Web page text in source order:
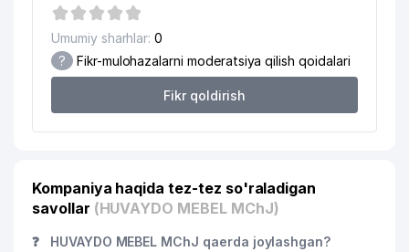
19 NP ETALON MChJ
20 Cambridge Learning Center (Drujba)
21
24
KITOBLAR BILIM XAZINASI XUSUSIY
Umumiy sharhlar: 0
? Fikr-mulohazalarni moderatsiya qilish qoidalari
Fikr qoldirish
Kompaniya haqida tez-tez so'raladigan
savollar (HUVAYDO MEBEL MChJ)
❓ HUVAYDO MEBEL MChJ qaerda joylashgan?